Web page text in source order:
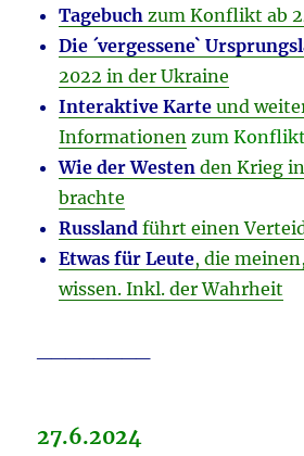
Tagebuch zum Konflikt ab
Die ´vergessene`
2022 in der Ukraine
Interaktive Karte und
Informationen zum Konflikt
Wie der Westen den Krieg
brachte
Russland führt einen
Etwas für Leute, die
wissen. Inkl. der Wahrheit
27.6.2024